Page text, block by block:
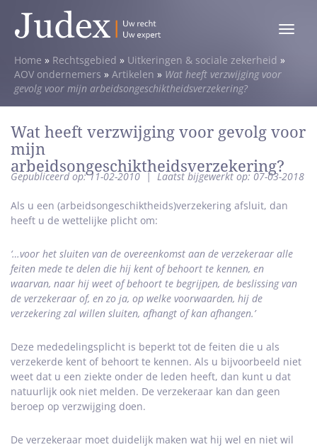
Toggle
Home » Rechtsgebied » Uitkeringen & sociale zekerheid »
AOV ondernemers » Artikelen » Wat heeft verzwijging voor
gevolg voor mijn arbeidsongeschiktheidsverzekering?
Wat heeft verzwijging voor gevolg voor
mijn
arbeidsongeschiktheidsverzekering?
Gepubliceerd op: 11-02-2010|Laatst bijgewerkt op: 07-03-2018
Als u een (arbeidsongeschiktheids)verzekering afsluit, dan
heeft u de wettelijke plicht om:
‘…voor het sluiten van de overeenkomst aan de verzekeraar alle
feiten mede te delen die hij kent of behoort te kennen, en
waarvan, naar hij weet of behoort te begrijpen, de beslissing van
de verzekeraar of, en zo ja, op welke voorwaarden, hij de
verzekering zal willen sluiten, afhangt of kan afhangen.’
Deze mededelingsplicht is beperkt tot de feiten die u als
verzekerde kent of behoort te kennen. Als u bijvoorbeeld niet
weet dat u een ziekte onder de leden heeft, dan kunt u dat
natuurlijk ook niet melden. De verzekeraar kan dan geen
beroep op verzwijging doen.
De verzekeraar moet duidelijk maken wat hij wel en niet wil